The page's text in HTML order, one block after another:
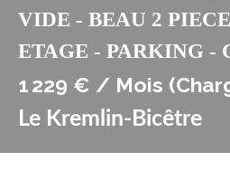
VIDE - BEAU 2
ETAGE - PARKING -
1 229 € / Mois
Le Kremlin-Bicêtre